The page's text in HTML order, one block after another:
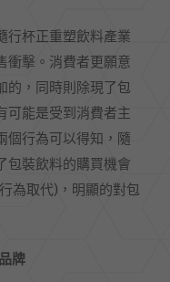
行杯正重塑飲料產業
衝擊。消費者更願意
的，同時則除現了包
可能是受到消費者主
個行為可以得知，隨
包裝飲料的購買機會
為取代)，明顯的對包
牌